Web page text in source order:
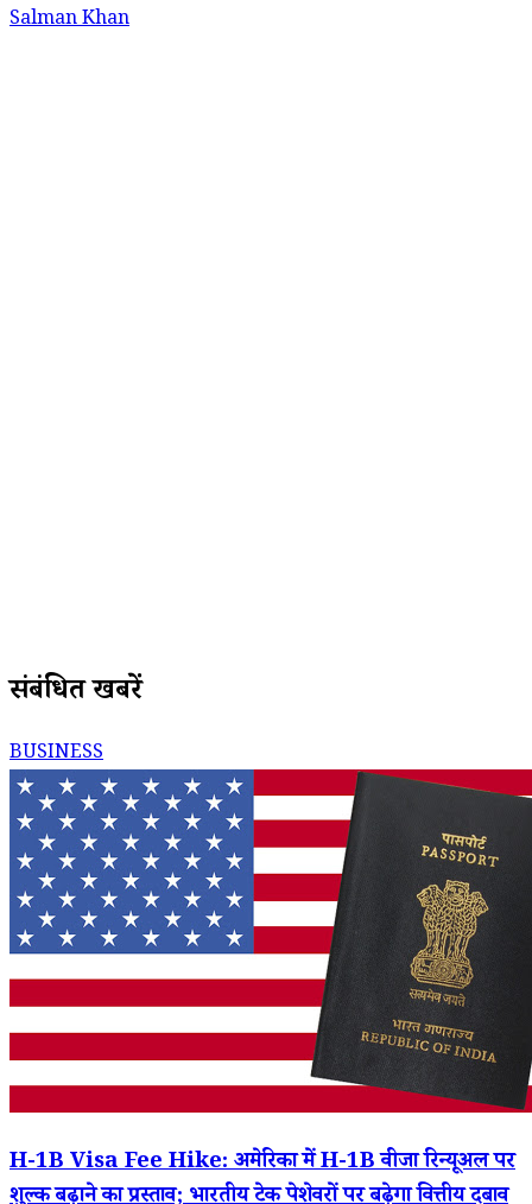
Salman Khan
संबंधित खबरें
BUSINESS
H-1B Visa Fee Hike: अमेरिका में H-1B वीजा रिन्यूअल पर